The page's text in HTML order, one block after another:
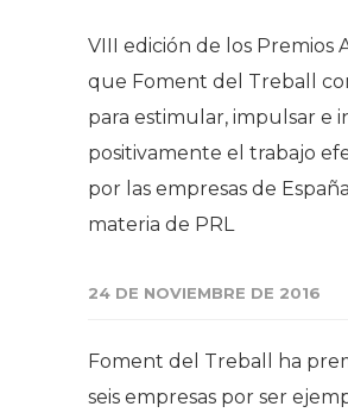
VIII edición de los Premios
que Foment del Treball
para estimular, impulsar e
positivamente el trabajo
por las empresas de
materia de PRL
24 DE NOVIEMBRE DE 2016
Foment del Treball ha
seis empresas por ser